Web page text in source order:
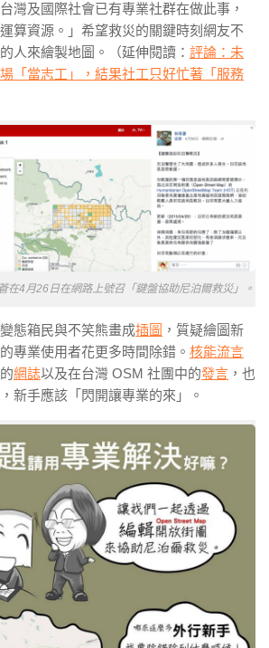
灣及國際社會已有專業社群在做此事，
算資源。」希望救災的關鍵時刻網友不
人來繪製地圖。（延伸閱讀： 評論：未
「當志工」，結果社工只好忙著「服務
在4月26日在網路上號召「鍵盤協助尼泊爾救災」。
態箱民與不笑熊畫成插圖 ，質疑繪圖新
專業使用者花更多時間除錯。 核能流言
網誌以及在台灣 OSM 社團中的發言 ，也
新手應該「閃開讓專業的來」。